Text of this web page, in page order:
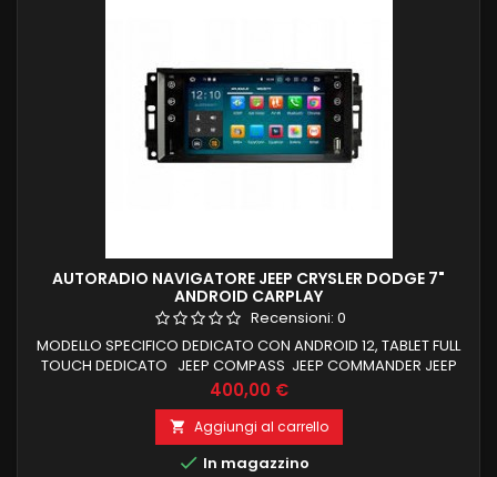
AUTORADIO NAVIGATORE JEEP CRYSLER DODGE 7"
ANDROID CARPLAY
Recensioni: 0
MODELLO SPECIFICO DEDICATO CON ANDROID 12, TABLET FULL
TOUCH DEDICATO JEEP COMPASS JEEP COMMANDER JEEP
LIBERTY JEEP PATRIOT CHRYSLER SEBRING CHRYSLER 300C
DODGE CALIBER DODGE AVENGER DODGE RAM JEEP WRANGLER
JEEP GRAND CHEROKEE DODGE JOURNEY MASCHERINA GIA IN
DOTAZIONE RECUPERO COMANDI AL VOLANTE E FUNZIONI DI
BORDO CARPLAY E ANDROID AUTO...
Prezzo
400,00 €
 Aggiungi al carrello
 In magazzino